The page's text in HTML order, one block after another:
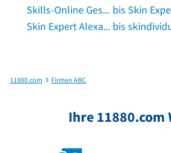
Skills-Online Gesellschaft f. Internetsysteme mbH in Kieselbronn
Skin Expert Alexandra Müller in Eichenzell
11880.com
Firmen ABC
Ihre 11880.com